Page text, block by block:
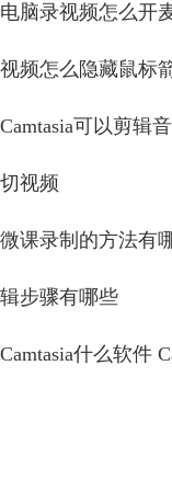
电脑录视频怎么开
视频怎么隐藏鼠标
Camtasia可以剪辑
切视频
微课录制的方法有
辑步骤有哪些
Camtasia什么软件